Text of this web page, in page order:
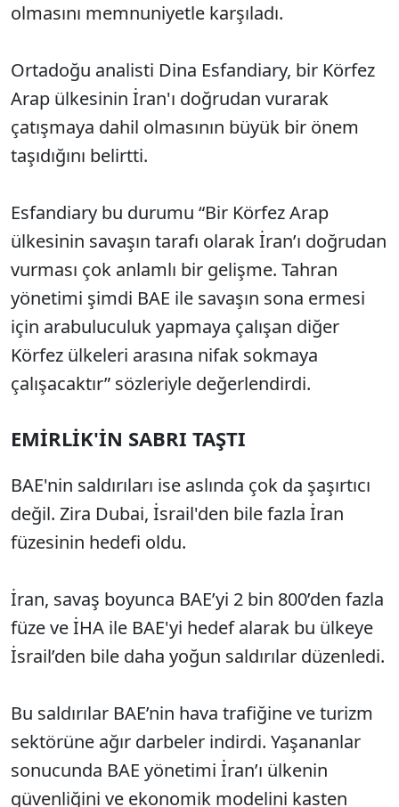
olmasını memnuniyetle karşıladı.
Ortadoğu analisti Dina Esfandiary, bir Körfez
Arap ülkesinin İran'ı doğrudan vurarak
çatışmaya dahil olmasının büyük bir önem
taşıdığını belirtti.
Esfandiary bu durumu “Bir Körfez Arap
ülkesinin savaşın tarafı olarak İran’ı doğrudan
vurması çok anlamlı bir gelişme. Tahran
yönetimi şimdi BAE ile savaşın sona ermesi
için arabuluculuk yapmaya çalışan diğer
Körfez ülkeleri arasına nifak sokmaya
çalışacaktır” sözleriyle değerlendirdi.
EMİRLİK'İN SABRI TAŞTI
BAE'nin saldırıları ise aslında çok da şaşırtıcı
değil. Zira Dubai, İsrail'den bile fazla İran
füzesinin hedefi oldu.
İran, savaş boyunca BAE’yi 2 bin 800’den fazla
füze ve İHA ile BAE'yi hedef alarak bu ülkeye
İsrail’den bile daha yoğun saldırılar düzenledi.
Bu saldırılar BAE’nin hava trafiğine ve turizm
sektörüne ağır darbeler indirdi. Yaşananlar
sonucunda BAE yönetimi İran’ı ülkenin
güvenliğini ve ekonomik modelini kasten